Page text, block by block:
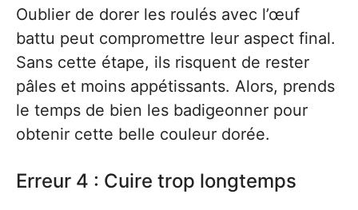
Oublier de dorer les roulés avec l’œuf
battu peut compromettre leur aspect final.
Sans cette étape, ils risquent de rester
pâles et moins appétissants. Alors, prends
le temps de bien les badigeonner pour
obtenir cette belle couleur dorée.
Erreur 4 : Cuire trop longtemps